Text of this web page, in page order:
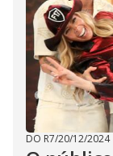
DO R7/20/12/2024